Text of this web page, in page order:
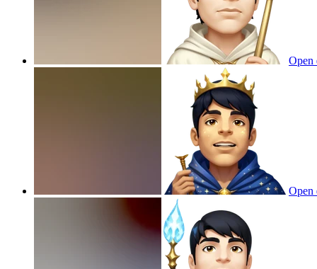
Open
Open